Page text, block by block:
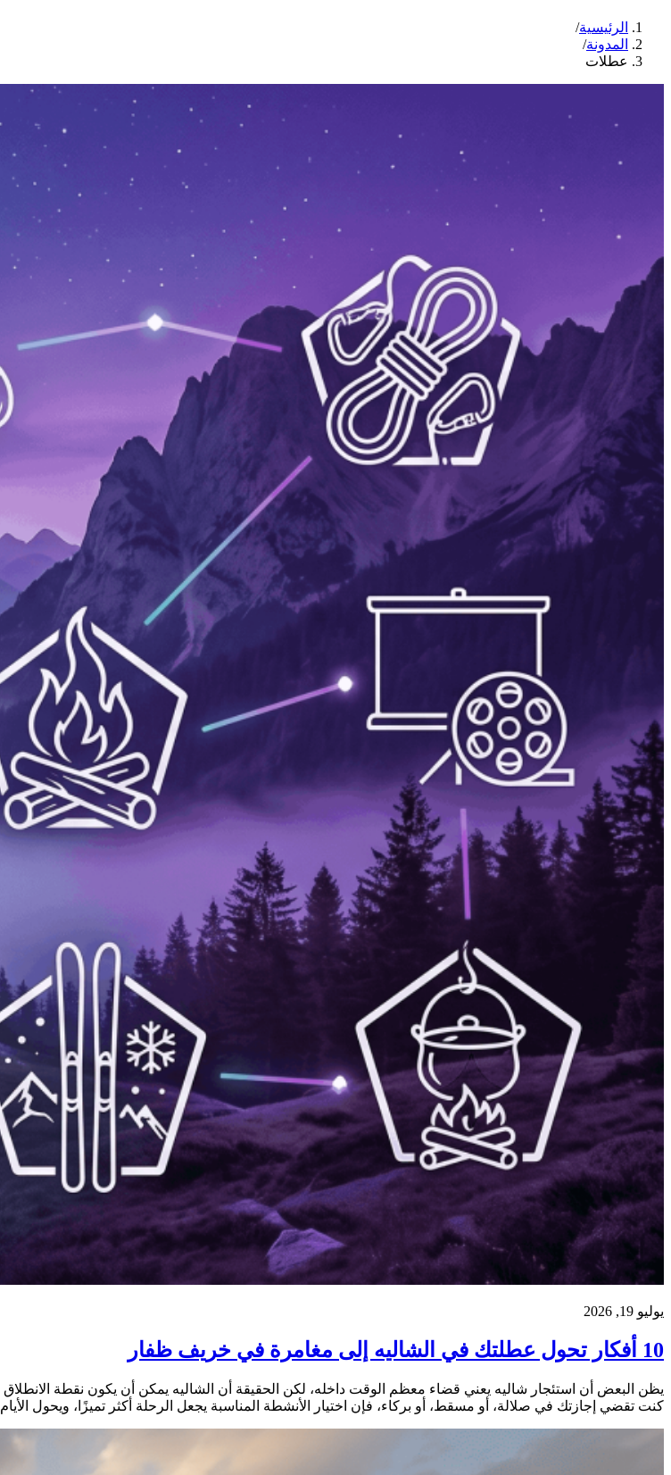
الرئيسية/
المدونة/
عطلات
يوليو 19, 2026
10 أفكار تحول عطلتك في الشاليه إلى مغامرة في خريف ظفار
يظن البعض أن استئجار شاليه يعني قضاء معظم الوقت داخله، لكن الحقيقة أن الشاليه يمكن أن يكون نقطة
كنت تقضي إجازتك في صلالة، أو مسقط، أو بركاء، فإن اختيار الأنشطة المناسبة يجعل الرحلة أكثر تميزًا، ويحول